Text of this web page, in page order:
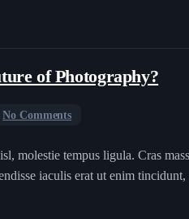
of Photography?
No Comments
molestie tempus ligula. Cras
iaculis erat ut enim